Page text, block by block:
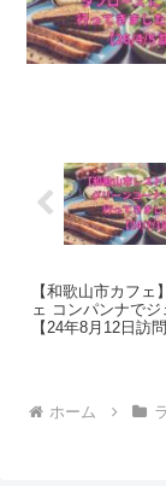
【和歌山市カフ
ェ コンパンナで
【24年8月12日訪問
ホーム